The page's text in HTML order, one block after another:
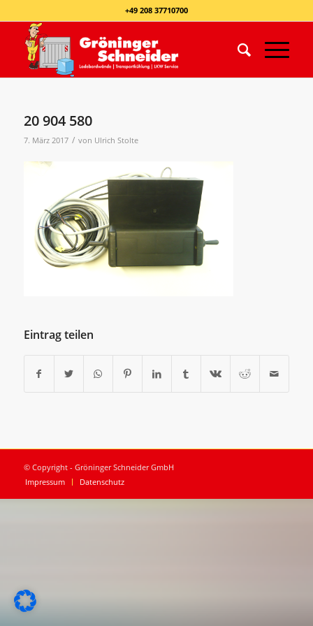
+49 208 37710700
20 904 580
7. März 2017 / von Ulrich Stolte
Eintrag teilen
© Copyright - Gröninger Schneider GmbH
Impressum
Datenschutz